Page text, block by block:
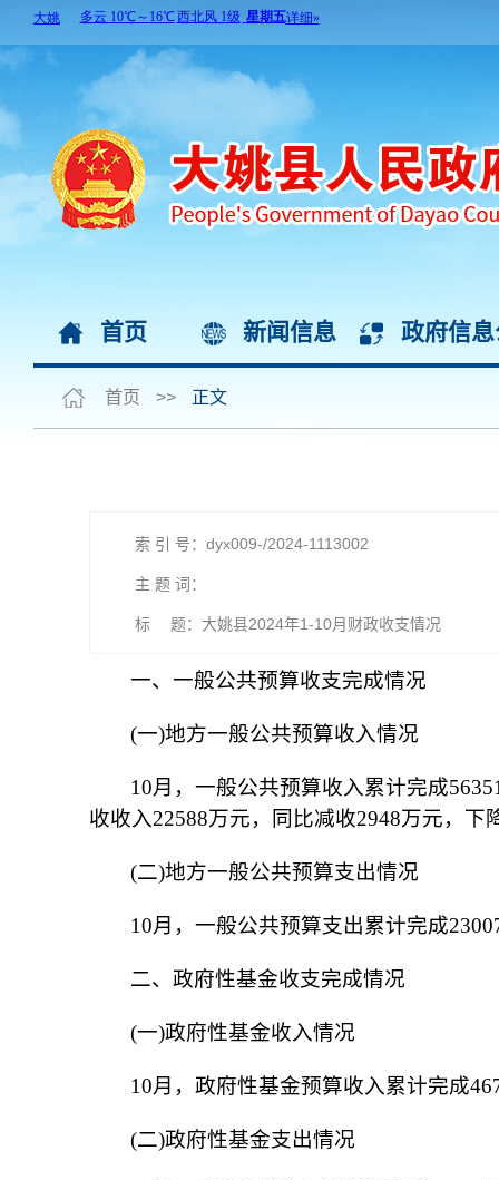
首页 新闻信息 政府信
首页 >> 正文
索 引 号：dyx009-/2024-1113002
主 题 词：
标 题：大姚县2024年1-10月财政收支情况
一、一般公共预算收支完成情况
(一)地方一般公共预算收入情况
10月，一般公共预算收入累计完成
收收入22588万元，同比减收2948万元，下
(二)地方一般公共预算支出情况
10月，一般公共预算支出累计完成
二、政府性基金收支完成情况
(一)政府性基金收入情况
10月，政府性基金预算收入累计完成
(二)政府性基金支出情况